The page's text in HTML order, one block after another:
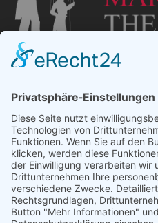
„Staubsches Haus“
Untere Sandstraße 30
96049 Bamberg
Tel: +49 (0) 951 67600